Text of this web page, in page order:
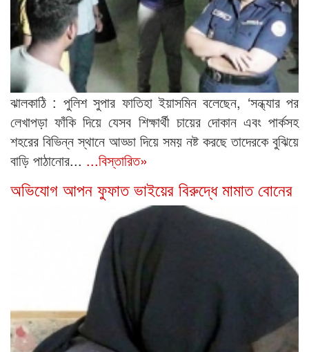
ঝালকাঠি : পুলিশ সুপার ফাতিহা ইয়াসমিন বলেছেন, ‘সন্ধ্যার পর
লেখাপড়া ফাঁকি দিয়ে যেসব শিক্ষার্থী চায়ের দোকান এবং পার্কসহ
শহরের বিভিন্ন স্থানে আড্ডা দিয়ে সময় নষ্ট করছে তাদেরকে বুঝিয়ে
বাড়ি পাঠানোর... ...বিস্তারিত»
অভিযোগ আপন ফুফাত ভাইয়ের বিরুদ্ধে মামাত বোনের